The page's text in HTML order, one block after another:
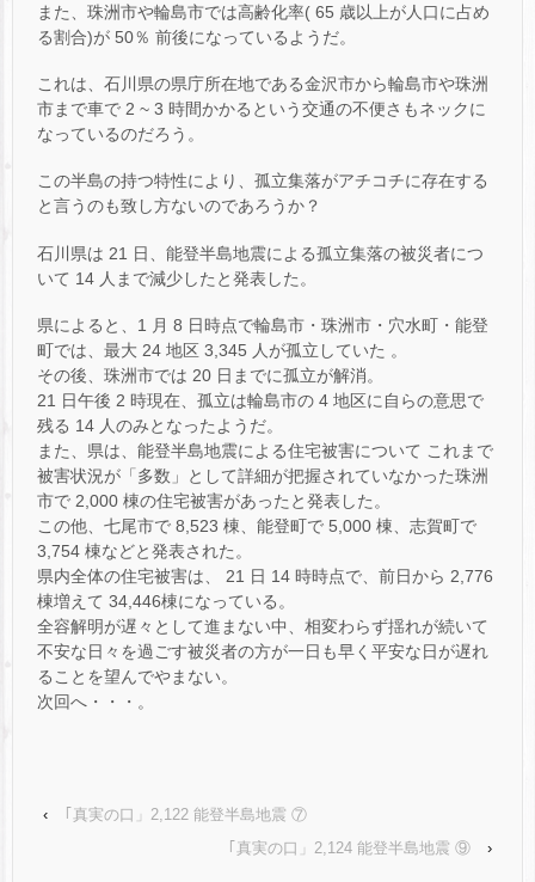
また、珠洲市や輪島市では高齢化率( 65 歳以上が人口に占め
る割合)が 50％ 前後になっているようだ。
これは、石川県の県庁所在地である金沢市から輪島市や珠洲
市まで車で 2 ~ 3 時間かかるという交通の不便さもネックに
なっているのだろう。
この半島の持つ特性により、孤立集落がアチコチに存在する
と言うのも致し方ないのであろうか？
石川県は 21 日、能登半島地震による孤立集落の被災者につ
いて 14 人まで減少したと発表した。
県によると、1 月 8 日時点で輪島市・珠洲市・穴水町・能登
町では、最大 24 地区 3,345 人が孤立していた 。
その後、珠洲市では 20 日までに孤立が解消。
21 日午後 2 時現在、孤立は輪島市の 4 地区に自らの意思で
残る 14 人のみとなったようだ。
また、県は、能登半島地震による住宅被害について これまで
被害状況が「多数」として詳細が把握されていなかった珠洲
市で 2,000 棟の住宅被害があったと発表した。
この他、七尾市で 8,523 棟、能登町で 5,000 棟、志賀町で
3,754 棟などと発表された。
県内全体の住宅被害は、 21 日 14 時時点で、前日から 2,776
棟増えて 34,446棟になっている。
全容解明が遅々として進まない中、相変わらず揺れが続いて
不安な日々を過ごす被災者の方が一日も早く平安な日が遅れ
ることを望んでやまない。
次回へ・・・。
‹
｢真実の口」2,122 能登半島地震 ⑦
｢真実の口」2,124 能登半島地震 ⑨
›